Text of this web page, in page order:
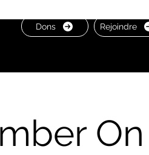
Dons Rejoindre
On